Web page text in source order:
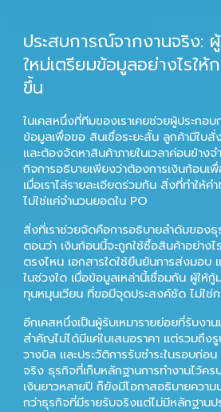
ประสบการณ์จากงานจริง:
ใหม่เตรียมข้อมูลอย่างไรใ
ขึ้น
ในเคสหนึ่งที่ทีมของเราเคยช่วยผู้ประกอบ
ข้อมูลเพื่อขอ สินเชื่อระยะสั้น ลูกค้ามีใบสั่
และต้องจัดหาสินค้าภายในเวลาค่อนข้าง
กิจการอธิบายเพียงว่าต้องการเงินก้อน
เมื่อเราไล่รายละเอียดร่วมกัน สิ่งที่ทำให้
ไม่ใช่แค่จำนวนยอดใน PO
สิ่งที่เราช่วยจัดคือการอธิบายลำดับของธุ
ตอนว่า เงินก้อนนี้จะถูกใช้ซื้อสินค้าอย่างไ
ตรงไหน เอกสารใดใช้ยืนยันการส่งมอบ
ในช่วงใด เมื่อข้อมูลเหล่านี้เชื่อมกัน ผู้ให้กู้
ทุนหมุนเวียน ที่ขอมีจุดประสงค์ชัด ไม่ใช่ก
อีกเคสหนึ่งเป็นผู้รับเหมารายย่อยที่รับงา
สำคัญไม่ได้มีแค่ใบเสนอราคา แต่รวมถึง
วางบิล และประวัติการรับชำระในรอบก่อน
จริง ธุรกิจที่เก็บหลักฐานการทำงานไว้ค
เงินยาวหลายปี ก็ยังมีโอกาสอธิบายควา
กว่าธุรกิจที่มีรายรับจริงแต่ไม่มีหลักฐานป